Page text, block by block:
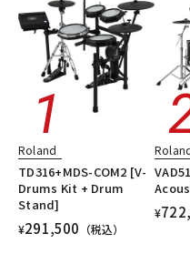
Roland
TD316+MDS-COM2 [V-
Drums Kit + Drum
Stand]
¥291,500 （税込）
¥